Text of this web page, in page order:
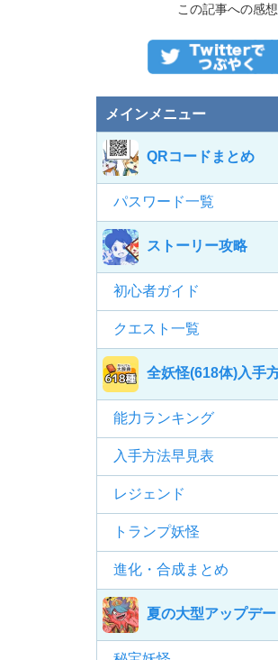
この記事への感
メインメニュー
QRコードまとめ
パスワード一覧
ストーリー攻略
初心者ガイド
クエスト一覧
全妖怪(618体)入手
能力ランキング
入手方法早見表
レジェンド
トランプ妖怪
進化・合成まとめ
夏の大型アップデ